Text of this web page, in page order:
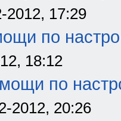
2012, 17:29
по
18:12
по
2012, 20:26